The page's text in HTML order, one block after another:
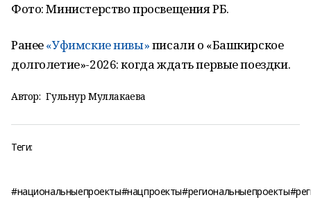
Фото: Министерство просвещения РБ.
Ранее«Уфимские нивы»писали о «Башкирское
долголетие»-2026: когда ждать первые поездки.
Автор: Гульнур Муллакаева
Теги: